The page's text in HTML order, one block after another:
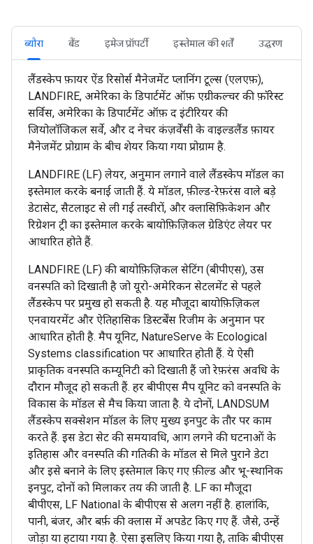
ब्यौरा बैंड इमेज प्रॉपर्टी इस्तेमाल की शर्तें उद्धरण
लैंडस्केप फ़ायर ऐंड रिसोर्स मैनेजमेंट प्लानिंग टूल्स (एलएफ़),
LANDFIRE, अमेरिका के डिपार्टमेंट ऑफ़ एग्रीकल्चर की फ़ॉरेस्ट
सर्विस, अमेरिका के डिपार्टमेंट ऑफ़ द इंटीरियर की
जियोलॉजिकल सर्वे, और द नेचर कंज़र्वेंसी के वाइल्डलैंड फ़ायर
मैनेजमेंट प्रोग्राम के बीच शेयर किया गया प्रोग्राम है.
LANDFIRE (LF) लेयर, अनुमान लगाने वाले लैंडस्केप मॉडल का
इस्तेमाल करके बनाई जाती हैं. ये मॉडल, फ़ील्ड-रेफ़रंस वाले बड़े
डेटासेट, सैटलाइट से ली गई तस्वीरों, और क्लासिफ़िकेशन और
रिग्रेशन ट्री का इस्तेमाल करके बायोफ़िज़िकल ग्रेडिएंट लेयर पर
आधारित होते हैं.
LANDFIRE (LF) की बायोफ़िज़िकल सेटिंग (बीपीएस), उस
वनस्पति को दिखाती है जो यूरो-अमेरिकन सेटलमेंट से पहले
लैंडस्केप पर प्रमुख हो सकती है. यह मौजूदा बायोफ़िज़िकल
एनवायरमेंट और ऐतिहासिक डिस्टर्बेंस रिजीम के अनुमान पर
आधारित होती है. मैप यूनिट, NatureServe के Ecological
Systems classification पर आधारित होती हैं. ये ऐसी
प्राकृतिक वनस्पति कम्यूनिटी को दिखाती हैं जो रेफ़रंस अवधि के
दौरान मौजूद हो सकती हैं. हर बीपीएस मैप यूनिट को वनस्पति के
विकास के मॉडल से मैच किया जाता है. ये दोनों, LANDSUM
लैंडस्केप सक्सेशन मॉडल के लिए मुख्य इनपुट के तौर पर काम
करते हैं. इस डेटा सेट की समयावधि, आग लगने की घटनाओं के
इतिहास और वनस्पति की गतिकी के मॉडल से मिले पुराने डेटा
और इसे बनाने के लिए इस्तेमाल किए गए फ़ील्ड और भू-स्थानिक
इनपुट, दोनों को मिलाकर तय की जाती है. LF का मौजूदा
बीपीएस, LF National के बीपीएस से अलग नहीं है. हालांकि,
पानी, बंजर, और बर्फ़ की क्लास में अपडेट किए गए हैं. जैसे, उन्हें
जोड़ा या हटाया गया है. ऐसा इसलिए किया गया है, ताकि बीपीएस